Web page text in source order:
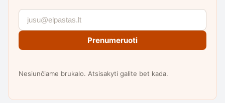
Prenumeruoti
Nesiunčiame brukalo. Atsisakyti galite bet kada.